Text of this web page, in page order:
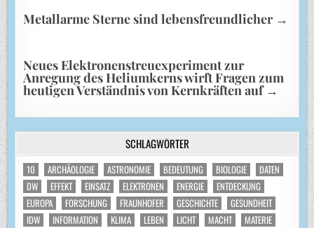
Metallarme Sterne sind lebensfreundlicher →
Neues Elektronenstreuexperiment zur
Anregung des Heliumkerns wirft Fragen zum
heutigen Verständnis von Kernkräften auf →
SCHLAGWÖRTER
10 ARCHÄOLOGIE ASTRONOMIE BEDEUTUNG BIOLOGIE
DATEN
DW
EFFEKT EINSATZ ELEKTRONEN ENERGIE
ENTDECKUNG
EUROPA
FORSCHUNG FRAUNHOFER GESCHICHTE
GESUNDHEIT
IDW
INFORMATION KLIMA LEBEN LICHT MACHT
MATERIE